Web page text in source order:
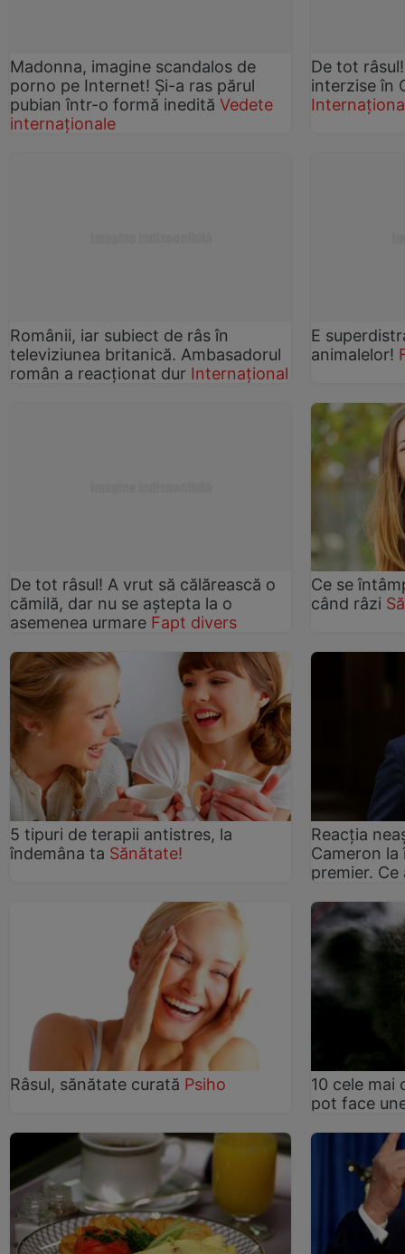
Madonna, imagine scandalos de
porno pe Internet! Și-a ras părul
pubian într-o formă inedită Vedete
internaționale
De tot
interzise în
Românii, iar subiect de râs în
televiziunea britanică. Ambasadorul
român a reacționat dur Internațional
E
animalelor!
De tot râsul! A vrut să călărească o
cămilă, dar nu se aștepta la o
asemenea urmare Fapt divers
Ce se
când râzi
5 tipuri de terapii antistres, la
îndemâna ta Sănătate!
Reacția
Cameron
premier.
Râsul, sănătate curată Psiho
10 cele mai
pot face